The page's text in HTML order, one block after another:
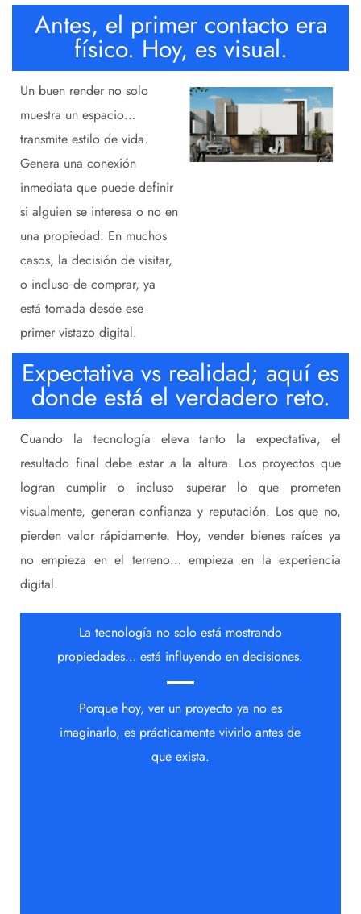
Antes, el primer contacto era
físico. Hoy, es visual.
Un buen render no solo
muestra un espacio…
transmite estilo de vida.
Genera una conexión
inmediata que puede definir
si alguien se interesa o no en
una propiedad. En muchos
casos, la decisión de visitar,
o incluso de comprar, ya
está tomada desde ese
primer vistazo digital.
Expectativa vs realidad; aquí es
donde está el verdadero reto.
Cuando la tecnología eleva tanto la expectativa, el
resultado final debe estar a la altura. Los proyectos que
logran cumplir o incluso superar lo que prometen
visualmente, generan confianza y reputación. Los que no,
pierden valor rápidamente. Hoy, vender bienes raíces ya
no empieza en el terreno… empieza en la experiencia
digital.
La tecnología no solo está mostrando
propiedades… está influyendo en decisiones.
Porque hoy, ver un proyecto ya no es
imaginarlo, es prácticamente vivirlo antes de
que exista.